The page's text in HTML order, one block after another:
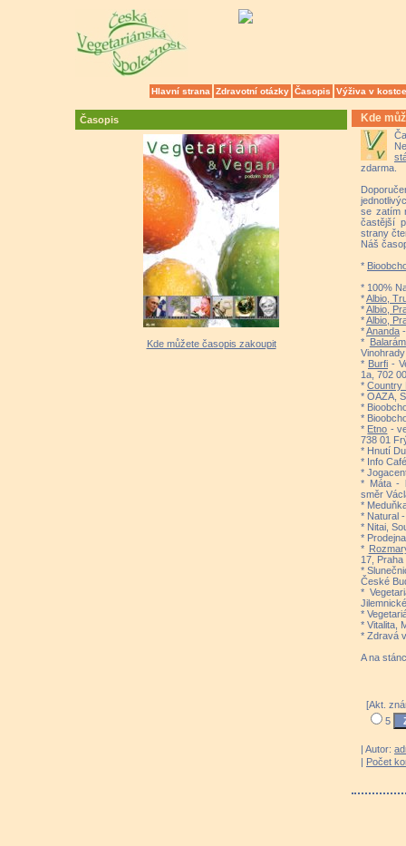
Hlavní strana Zdravotní otázky Časopis Výživa v kostce
Časopis
Kde můžete časopis zakoupit
Kde
zdarma.
se zatím
častější
strany
Náš
*
* 100%
*Albio,
*Albio,
*Albio,
*Ananda
*
Vinohrady
* Burfi -
1a, 702
* Country
* OAZA,
*
*
* Etno -
738 01
* Hnutí
* Info
*
* Máta -
směr
*
* Natural
* Nitai,
*
*
17,
*
České
*
*
* Vitalita,
* Zdravá
A na
[Akt.
5
| Autor:
| Počet